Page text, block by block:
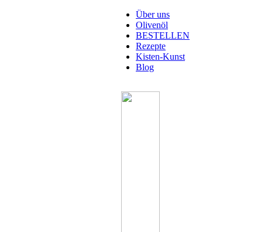
oelbaum.org
Köstliches
Olivenöl
Galiläa
Hauptmenü
Über uns
Olivenöl
BESTELLEN
Rezepte
Kisten-Kunst
Blog